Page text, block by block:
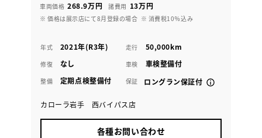
車両価格 268.9万円 諸費用 13万円
※ 価格は展示店にて8月登録の場合 ※ 消費税10％込み
年式 2021年(R3年) 走行 50,000km
修復 なし 車検 車検整備付
整備 定期点検整備付 保証 ロングラン保証付
カローラ岩手 西バイパス店
各種お問い合わせ